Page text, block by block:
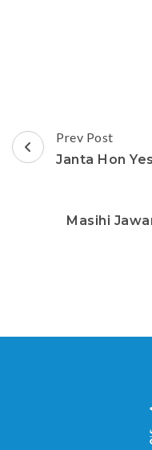
Post
Navigation
Prev Post
Janta Hon
Masihi